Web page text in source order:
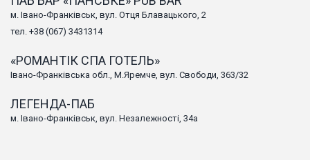
м. Івано-Франківськ, вул. Отця Блавацького, 2
тел. +38 (067) 3431314
«РОМАНТІК СПА ГОТЕЛЬ»
Івано-Франківська обл., М.Яремче, вул. Свободи, 363/32
ЛЕГЕНДА-ПАБ
м. Івано-Франківськ, вул. Незалежності, 34а